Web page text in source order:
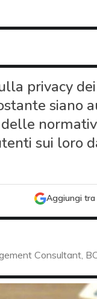
privacy
siano
delle
sui loro
Aggiungi tra
Consultant,